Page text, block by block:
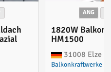
ANG
1820W
HM1500
31008 Elze
Balkonkraftwerke